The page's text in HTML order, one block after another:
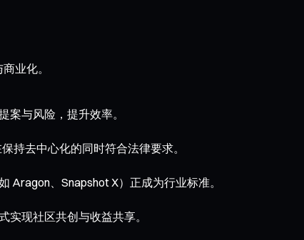
业化。
案与风险，提升效率。
持去中心化的同时符合法律要求。
Aragon、Snapshot X）正成为行业标准。
实现社区共创与收益共享。